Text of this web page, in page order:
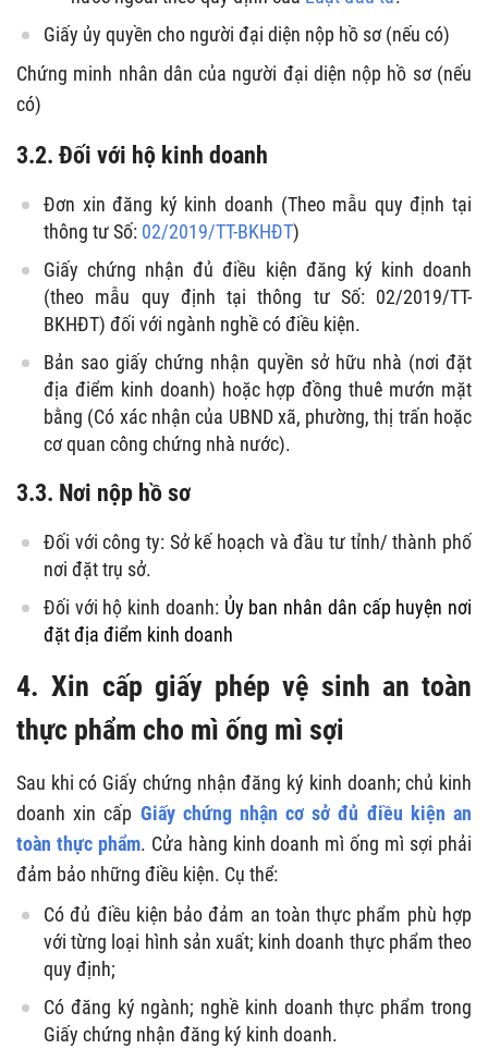
Giấy ủy quyền cho người đại diện nộp hồ sơ (nếu có)
Chứng minh nhân dân của người đại diện nộp hồ sơ (nếu
có)
3.2. Đối với hộ kinh doanh
Đơn xin đăng ký kinh doanh (Theo mẫu quy định tại
thông tư Số: 02/2019/TT-BKHĐT)
Giấy chứng nhận đủ điều kiện đăng ký kinh doanh
(theo mẫu quy định tại thông tư Số: 02/2019/TT-
BKHĐT) đối với ngành nghề có điều kiện.
Bản sao giấy chứng nhận quyền sở hữu nhà (nơi đặt
địa điểm kinh doanh) hoặc hợp đồng thuê mướn mặt
bằng (Có xác nhận của UBND xã, phường, thị trấn hoặc
cơ quan công chứng nhà nước).
3.3. Nơi nộp hồ sơ
Đối với công ty: Sở kế hoạch và đầu tư tỉnh/ thành phố
nơi đặt trụ sở.
Đối với hộ kinh doanh: Ủy ban nhân dân cấp huyện nơi
đặt địa điểm kinh doanh
4. Xin cấp giấy phép vệ sinh an toàn
thực phẩm cho mì ống mì sợi
Sau khi có Giấy chứng nhận đăng ký kinh doanh; chủ kinh
doanh xin cấp Giấy chứng nhận cơ sở đủ điều kiện an
toàn thực phẩm. Cửa hàng kinh doanh mì ống mì sợi phải
đảm bảo những điều kiện. Cụ thể:
Có đủ điều kiện bảo đảm an toàn thực phẩm phù hợp
với từng loại hình sản xuất; kinh doanh thực phẩm theo
quy định;
Có đăng ký ngành; nghề kinh doanh thực phẩm trong
Giấy chứng nhận đăng ký kinh doanh.